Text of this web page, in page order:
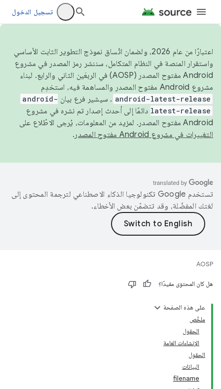
تسجيل الدخول
اعتبارًا من عام 2026، ولضمان اتّساق نموذج التطوير الثابت الأساسي
واستقرار المنصة في النظام المتكامل، سننشر رمز المصدر في مشروع
Android مفتوح المصدر (AOSP) في الربعَين الثاني والرابع. لبناء
مشروع Android مفتوح المصدر والمساهمة فيه، استخدِم
android-latest-release . سيشير فرع بيان android-
latest-release دائمًا إلى أحدث إصدار تم نشره في مشروع
Android مفتوح المصدر. لمزيد من المعلومات، يُرجى الاطّلاع على
التغييرات في مشروع Android مفتوح المصدر
.
تستخدم Google تكنولوجيا الذكاء الاصطناعي لترجمة المحتوى إلى
لغتك المفضّلة، وقد تتضمّن بعض الأخطاء.
AOSP
هل كان المحتوى مفيدًا؟
على هذه الصفحة
ملخّص
الحقول
الإنشاءات العامة
الحقول
البيانات
filename